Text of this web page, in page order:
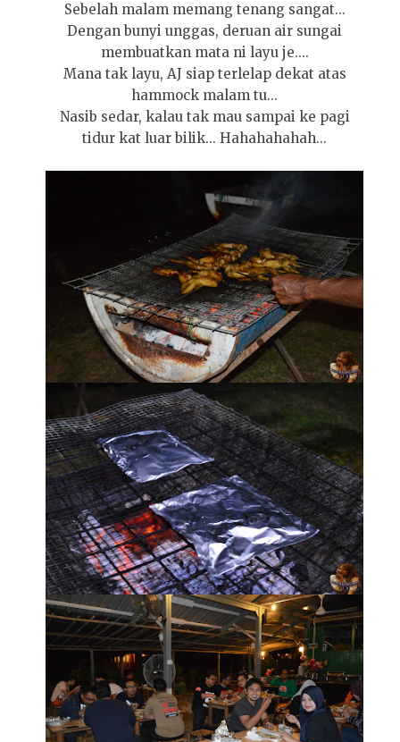
Sebelah malam memang tenang sangat...
Dengan bunyi unggas, deruan air sungai
membuatkan mata ni layu je....
Mana tak layu, AJ siap terlelap dekat atas
hammock malam tu...
Nasib sedar, kalau tak mau sampai ke pagi
tidur kat luar bilik... Hahahahahah...